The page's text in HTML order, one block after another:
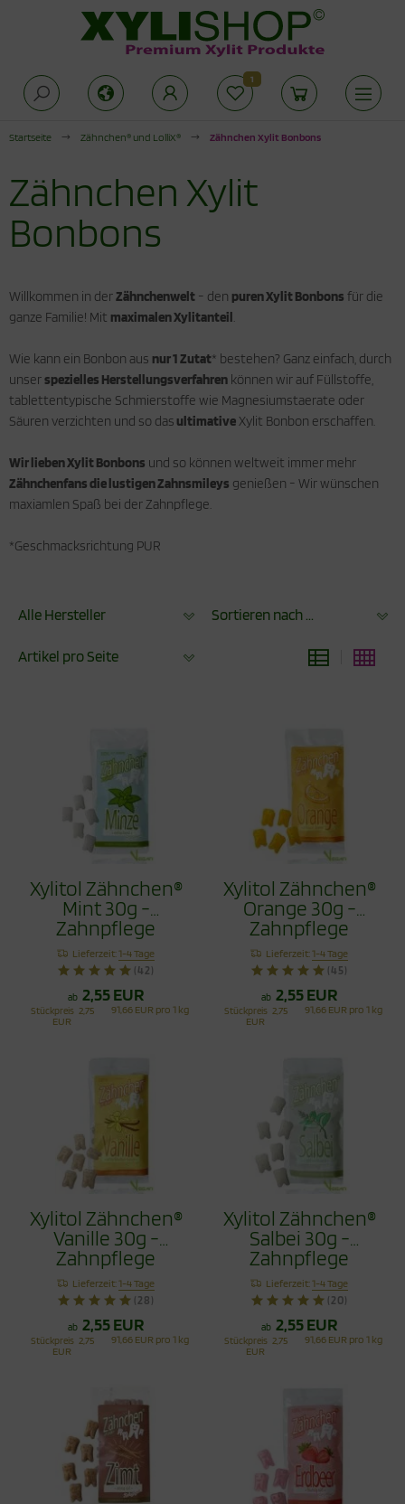
1
Startseite Zähnchen® und LolliX® Zähnchen Xylit Bonbons
Zähnchen Xylit
Bonbons
Willkommen in derZähnchenwelt - den puren Xylit Bonbons für die
ganze Familie! Mit maximalen Xylitanteil.
Wie kann ein Bonbon aus nur 1 Zutat* bestehen? Ganz einfach, durch
unserspezielles Herstellungsverfahren können wir auf Füllstoffe,
tablettentypische Schmierstoffe wie Magnesiumstaerate oder
Säuren verzichten und so das ultimativeXylit Bonbon erschaffen.
Wir lieben Xylit Bonbons und so können weltweit immer mehr
Zähnchenfans die lustigen Zahnsmileys genießen - Wir wünschen
maxiamlen Spaß bei der Zahnpflege.
*Geschmacksrichtung PUR
Alle Hersteller Sortieren nach ...
Artikel pro Seite
Xylitol Zähnchen®
Mint 30g -
Zahnpflege
Bonbons
Lieferzeit:1-4 Tage
(42)
ab 2,55 EUR
Stückpreis 2,75
EUR
91,66 EUR pro 1 kg
Xylitol Zähnchen®
Orange 30g -
Zahnpflege
Bonbons
Lieferzeit:1-4 Tage
(45)
ab 2,55 EUR
Stückpreis 2,75
EUR
91,66 EUR pro 1 kg
Xylitol Zähnchen®
Vanille 30g -
Zahnpflege
Bonbons
Lieferzeit:1-4 Tage
(28)
ab 2,55 EUR
Stückpreis 2,75
EUR
91,66 EUR pro 1 kg
Xylitol Zähnchen®
Salbei 30g -
Zahnpflege
Bonbons
Lieferzeit:1-4 Tage
(20)
ab 2,55 EUR
Stückpreis 2,75
EUR
91,66 EUR pro 1 kg
Alles anzeigen aus Zuckeralternativen
Pulver
mit Xylit
Alles anzeigen aus Produkte für die
Alles anzeigen aus Xylit Drogerie
Zahnpasta
für Kinder